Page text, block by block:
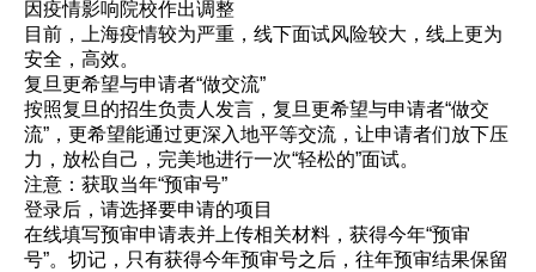
因疫情影响院校作出调整
目前，上海疫情较为严重，线下面试风险较大，线上更为
安全，高效。
复旦更希望与申请者“做交流”
按照复旦的招生负责人发言，复旦更希望与申请者“做交
流”，更希望能通过更深入地平等交流，让申请者们放下压
力，放松自己，完美地进行一次“轻松的”面试。
注意：获取当年“预审号”
登录后，请选择要申请的项目
在线填写预审申请表并上传相关材料，获得今年“预审
号”。切记，只有获得今年预审号之后，往年预审结果保留